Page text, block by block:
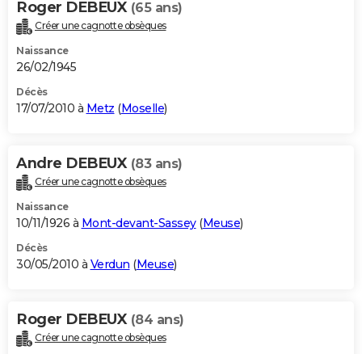
Roger DEBEUX (65 ans)
Créer une cagnotte obsèques
Naissance
26/02/1945
Décès
17/07/2010 à Metz (Moselle)
Andre DEBEUX (83 ans)
Créer une cagnotte obsèques
Naissance
10/11/1926 à Mont-devant-Sassey(Meuse)
Décès
30/05/2010 à Verdun (Meuse)
Roger DEBEUX (84 ans)
Créer une cagnotte obsèques